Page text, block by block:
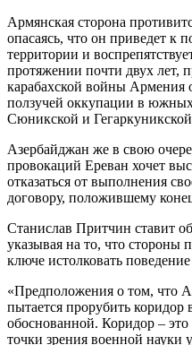
Армянская сторона
опасаясь, что он приведет к
территории и
протяжении почти двух лет,
карабахской войны Армения
ползучей оккупации в
Сюникской и
Азербайджан же в свою
провокаций Ереван хочет
отказаться от выполнения
договору, положившему
Станислав Притчин ставит
указывая на то, что стороны
ключе истолковать
«Предположения о том, что
пытается прорубить коридор
обоснованной. Коридор – это
точки зрения военной науки